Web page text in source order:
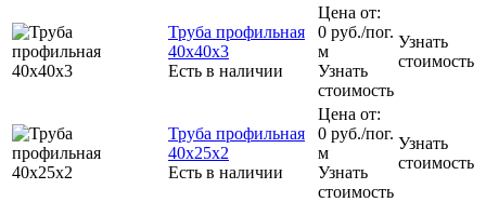
Труба профильная
40х40х3
Есть в наличии
Цена от:
0 руб./пог.
м
Узнать
стоимость
Узнать
стоимость
Труба профильная
40х25х2
Есть в наличии
Цена от:
0 руб./пог.
м
Узнать
стоимость
Узнать
стоимость